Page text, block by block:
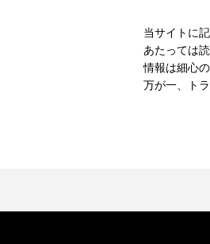
当サイトに
あたっては
情報は細心
万が一、ト